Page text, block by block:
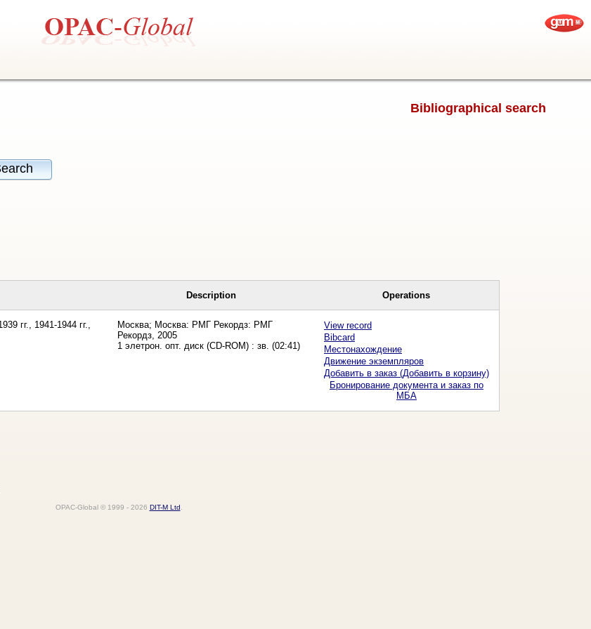
Bibliographical search
Description Operations
гг., 1941-1944 гг.,
Москва; Москва: РМГ Рекордз: РМГ
Рекордз, 2005
1 элетрон. опт. диск (CD-ROM) : зв. (02:41)
View record
Bibcard
Местонахождение
Движение экземпляров
Добавить в заказ (Добавить в корзину)
Бронирование документа и заказ по
МБА
OPAC-Global © 1999 - 2026 DIT-M Ltd